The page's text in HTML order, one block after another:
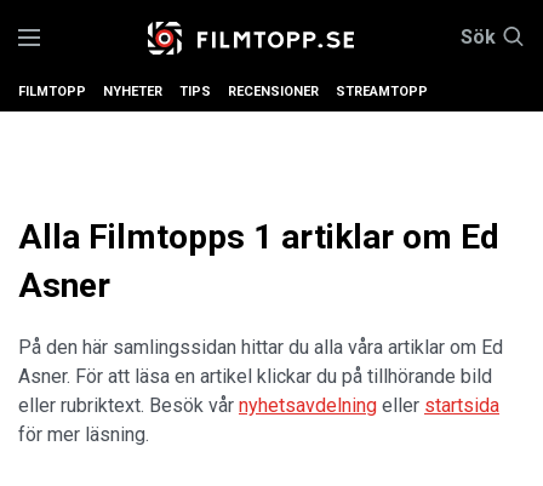
Sök
FILMTOPP NYHETER TIPS RECENSIONER STREAMTOPP
Alla Filmtopps 1 artiklar om Ed
Asner
På den här samlingssidan hittar du alla våra artiklar om Ed
Asner. För att läsa en artikel klickar du på tillhörande bild
eller rubriktext. Besök vår nyhetsavdelning eller startsida
för mer läsning.